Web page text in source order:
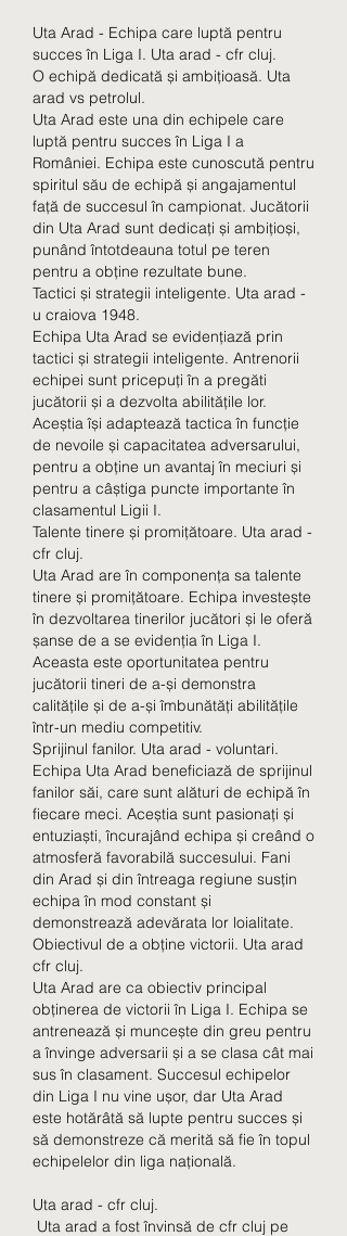
Uta Arad - Echipa care luptă pentru
succes în Liga I. Uta arad - cfr cluj.
O echipă dedicată și ambițioasă. Uta
arad vs petrolul.
Uta Arad este una din echipele care
luptă pentru succes în Liga I a
României. Echipa este cunoscută pentru
spiritul său de echipă și angajamentul
față de succesul în campionat. Jucătorii
din Uta Arad sunt dedicați și ambițioși,
punând întotdeauna totul pe teren
pentru a obține rezultate bune.
Tactici și strategii inteligente. Uta arad -
u craiova 1948.
Echipa Uta Arad se evidențiază prin
tactici și strategii inteligente. Antrenorii
echipei sunt pricepuți în a pregăti
jucătorii și a dezvolta abilitățile lor.
Aceștia își adaptează tactica în funcție
de nevoile și capacitatea adversarului,
pentru a obține un avantaj în meciuri și
pentru a câștiga puncte importante în
clasamentul Ligii I.
Talente tinere și promițătoare. Uta arad -
cfr cluj.
Uta Arad are în componența sa talente
tinere și promițătoare. Echipa investește
în dezvoltarea tinerilor jucători și le oferă
șanse de a se evidenția în Liga I.
Aceasta este oportunitatea pentru
jucătorii tineri de a-și demonstra
calitățile și de a-și îmbunătăți abilitățile
într-un mediu competitiv.
Sprijinul fanilor. Uta arad - voluntari.
Echipa Uta Arad beneficiază de sprijinul
fanilor săi, care sunt alături de echipă în
fiecare meci. Aceștia sunt pasionați și
entuziaști, încurajând echipa și creând o
atmosferă favorabilă succesului. Fani
din Arad și din întreaga regiune susțin
echipa în mod constant și
demonstrează adevărata lor loialitate.
Obiectivul de a obține victorii. Uta arad
cfr cluj.
Uta Arad are ca obiectiv principal
obținerea de victorii în Liga I. Echipa se
antrenează și muncește din greu pentru
a învinge adversarii și a se clasa cât mai
sus în clasament. Succesul echipelor
din Liga I nu vine ușor, dar Uta Arad
este hotărâtă să lupte pentru succes și
să demonstreze că merită să fie în topul
echipelelor din liga națională.
Uta arad - cfr cluj.